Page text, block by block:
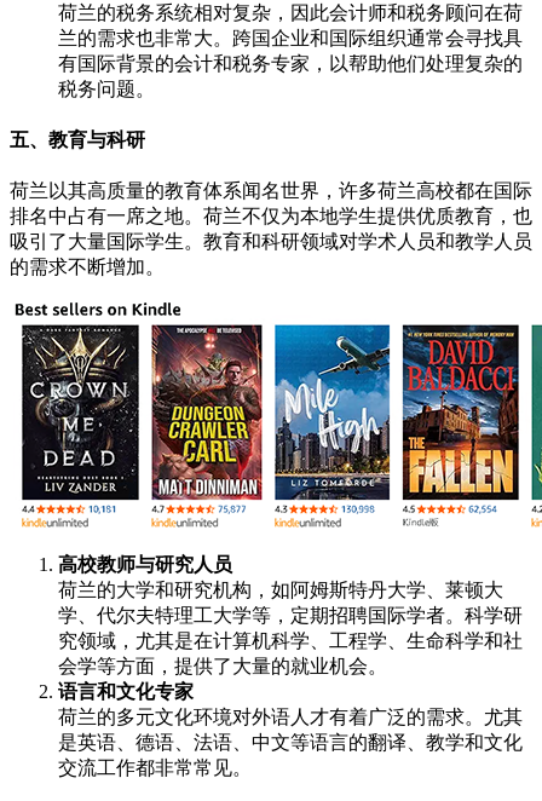
荷兰的税务系统相对复杂，因此会计师和税务顾问在荷
兰的需求也非常大。跨国企业和国际组织通常会寻找具
有国际背景的会计和税务专家，以帮助他们处理复杂的
税务问题。
五、教育与科研
荷兰以其高质量的教育体系闻名世界，许多荷兰高校都在国际
排名中占有一席之地。荷兰不仅为本地学生提供优质教育，也
吸引了大量国际学生。教育和科研领域对学术人员和教学人员
的需求不断增加。
高校教师与研究人员
荷兰的大学和研究机构，如阿姆斯特丹大学、莱顿大
学、代尔夫特理工大学等，定期招聘国际学者。科学研
究领域，尤其是在计算机科学、工程学、生命科学和社
会学等方面，提供了大量的就业机会。
语言和文化专家
荷兰的多元文化环境对外语人才有着广泛的需求。尤其
是英语、德语、法语、中文等语言的翻译、教学和文化
交流工作都非常常见。